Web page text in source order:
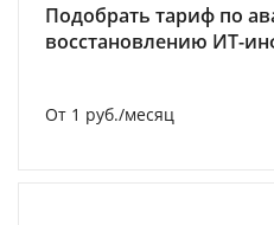
Подобрать тариф по
восстановлению ИТ-
От 1 руб./месяц